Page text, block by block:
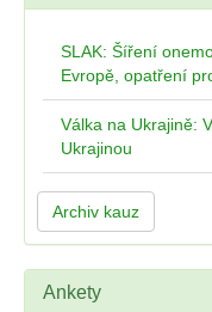
SLAK: Šíření
Evropě, opatření
Válka na Ukrajině:
Ukrajinou
Archiv kauz
Ankety